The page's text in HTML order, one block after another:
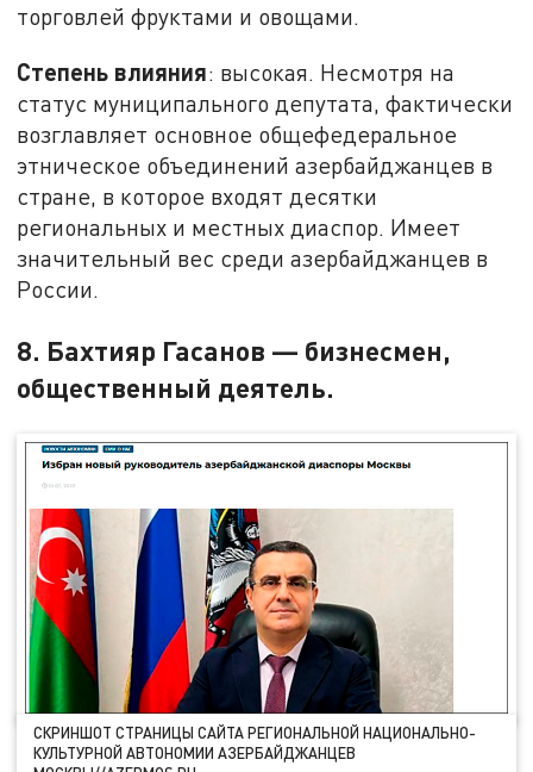
торговлей фруктами и овощами.
Степень влияния: высокая. Несмотря на
статус муниципального депутата, фактически
возглавляет основное общефедеральное
этническое объединений азербайджанцев в
стране, в которое входят десятки
региональных и местных диаспор. Имеет
значительный вес среди азербайджанцев в
России.
8. Бахтияр Гасанов — бизнесмен,
общественный деятель.
СКРИНШОТ СТРАНИЦЫ САЙТА РЕГИОНАЛЬНОЙ НАЦИОНАЛЬНО-
КУЛЬТУРНОЙ АВТОНОМИИ АЗЕРБАЙДЖАНЦЕВ